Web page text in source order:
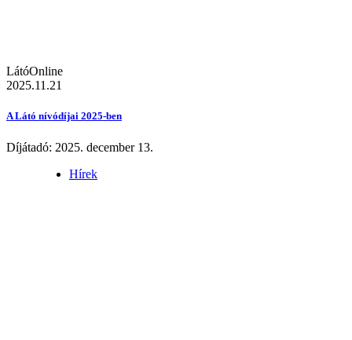
LátóOnline
2025.11.21
A Látó nívódíjai 2025-ben
Díjátadó: 2025. december 13.
Hírek